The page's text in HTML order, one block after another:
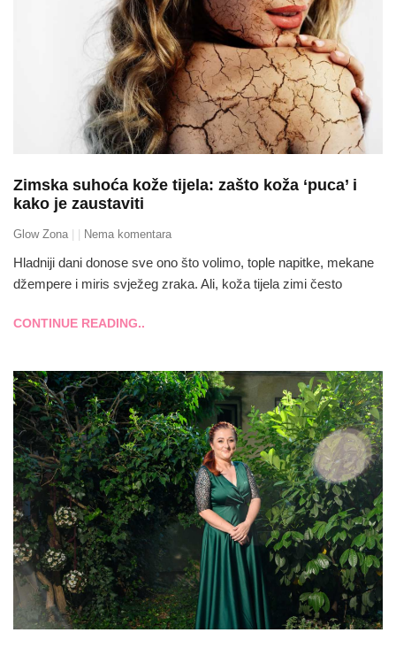
Zimska suhoća kože tijela: zašto koža ‘puca’ i
kako je zaustaviti
Glow Zona Nema komentara
Hladniji dani donose sve ono što volimo, tople napitke, mekane
džempere i miris svježeg zraka. Ali, koža tijela zimi često
CONTINUE READING..